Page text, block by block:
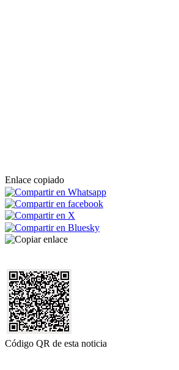
Enlace copiado
Código QR de esta noticia